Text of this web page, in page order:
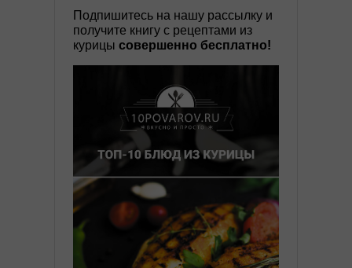
Подпишитесь на нашу рассылку и
получите книгу с рецептами из
курицы совершенно бесплатно!